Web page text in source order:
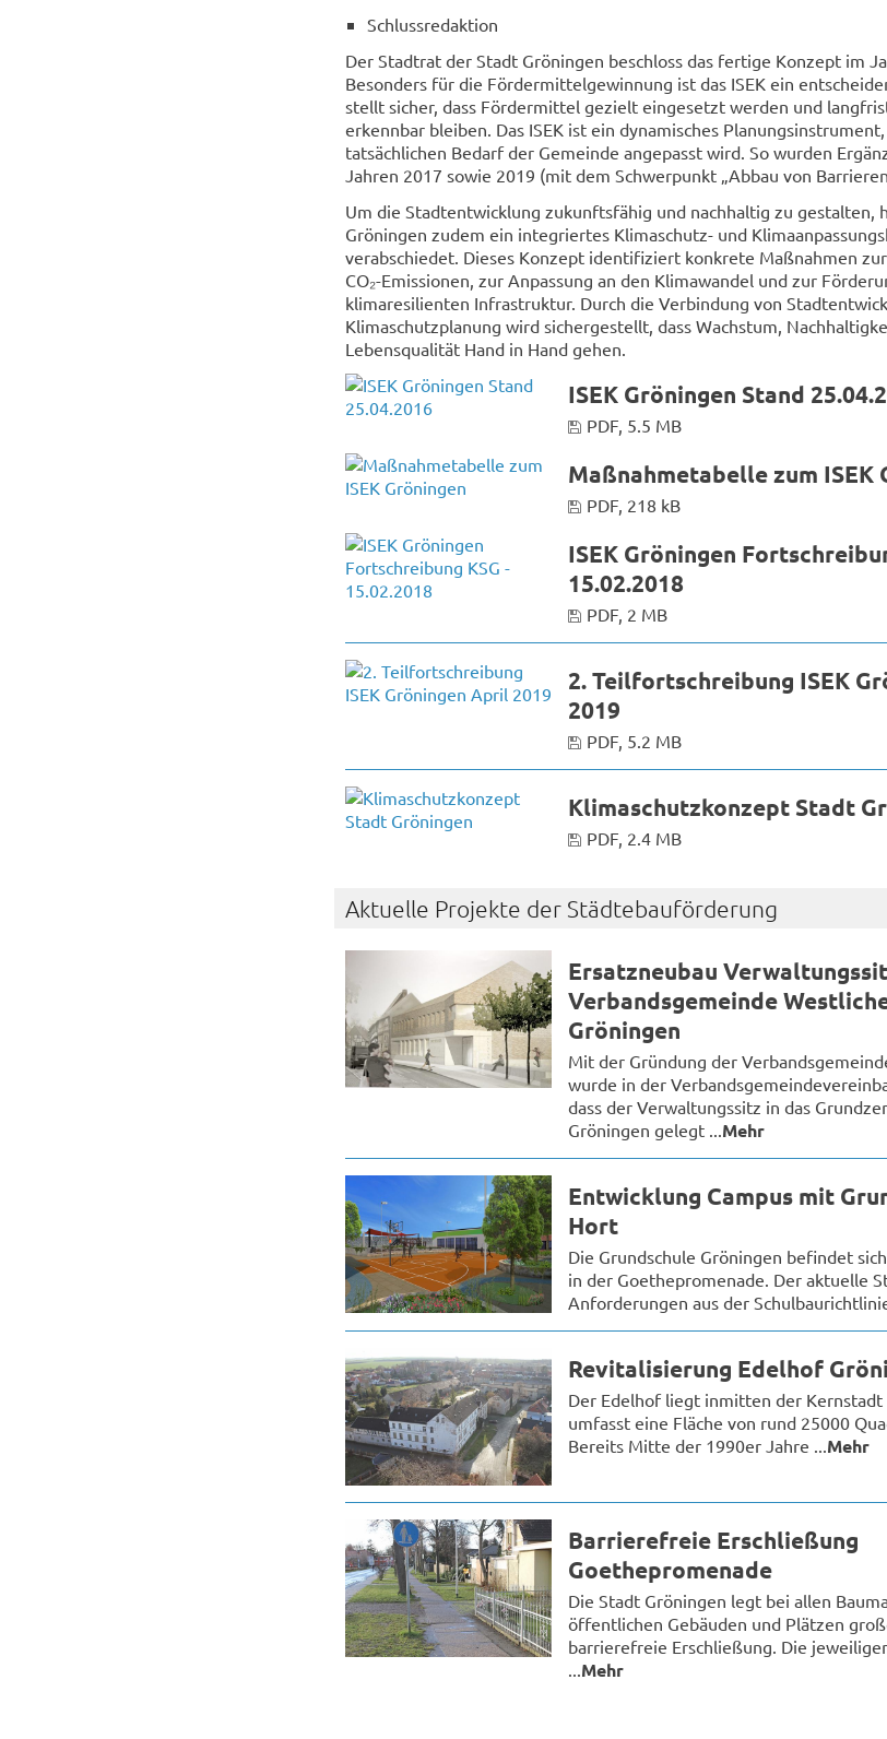
Schlussredaktion
Der Stadtrat der Stadt Gröningen beschloss das fertige Konzept im
Besonders für die Fördermittelgewinnung ist das ISEK ein
stellt sicher, dass Fördermittel gezielt eingesetzt werden und
erkennbar bleiben. Das ISEK ist ein dynamisches
tatsächlichen Bedarf der Gemeinde angepasst wird. So wurden
Jahren 2017 sowie 2019 (mit dem Schwerpunkt „Abbau von
Um die Stadtentwicklung zukunftsfähig und nachhaltig zu gestalten,
Gröningen zudem ein integriertes Klimaschutz- und
verabschiedet. Dieses Konzept identifiziert konkrete Maßnahmen
CO₂-Emissionen, zur Anpassung an den Klimawandel und zur
klimaresilienten Infrastruktur. Durch die Verbindung von
Klimaschutzplanung wird sichergestellt, dass Wachstum,
Lebensqualität Hand in Hand gehen.
ISEK Gröningen Stand
PDF, 5.5 MB
Maßnahmetabelle zum ISEK
PDF, 218 kB
ISEK Gröningen
15.02.2018
PDF, 2 MB
2. Teilfortschreibung ISEK
2019
PDF, 5.2 MB
Klimaschutzkonzept Stadt
PDF, 2.4 MB
Aktuelle Projekte der Städtebauförderung
Ersatzneubau
Verbandsgemeinde
Gröningen
Mit der Gründung der
wurde in der
dass der Verwaltungssitz in das
Gröningen gelegt ...Mehr
Entwicklung Campus mit
Hort
Die Grundschule Gröningen befindet
in der Goethepromenade. Der aktuelle
Anforderungen aus der
Revitalisierung Edelhof
Der Edelhof liegt inmitten der Kernstadt
umfasst eine Fläche von rund 25000
Bereits Mitte der 1990er Jahre ...Mehr
Barrierefreie Erschließung
Goethepromenade
Die Stadt Gröningen legt bei allen
öffentlichen Gebäuden und Plätzen
barrierefreie Erschließung. Die
...Mehr